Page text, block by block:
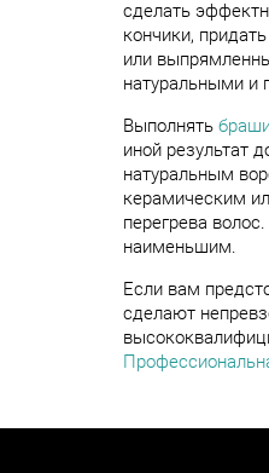
сделать
кончики,
или
натуральными и
Выполнять
иной результат
натуральным
керамическим
перегрева
наименьшим.
Если вам
сделают